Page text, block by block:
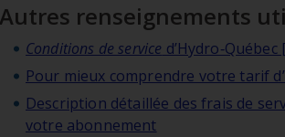
Autres renseignements
Conditions de service
Pour mieux comprendre votre tarif
Description détaillée des frais de
votre abonnement